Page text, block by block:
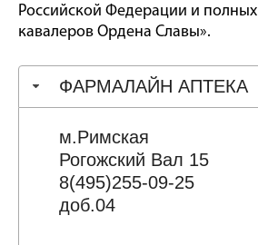
Российской Федерации и полных
кавалеров Ордена Славы».
ФАРМАЛАЙН АПТЕКА
м.Римская
Рогожский Вал 15
8(495)255-09-25
доб.04